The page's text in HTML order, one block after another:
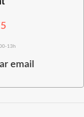
13h
email